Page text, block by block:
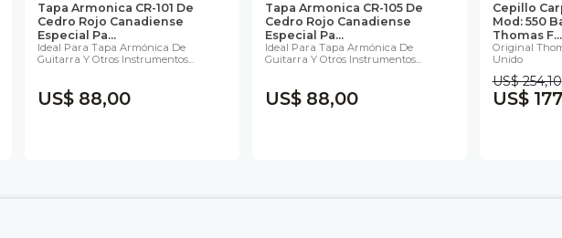
Tapa Armonica CR-101 De
Cedro Rojo Canadiense
Especial Pa...
Ideal Para Tapa Armónica De
Guitarra Y Otros Instrumentos...
US$ 88,00
Tapa Armonica CR-105 De
Cedro Rojo Canadiense
Especial Pa...
Ideal Para Tapa Armónica De
Guitarra Y Otros Instrumentos...
US$ 88,00
Cepillo
Mod: 550
Thomas F...
Original
Unido
US$ 254,10
US$